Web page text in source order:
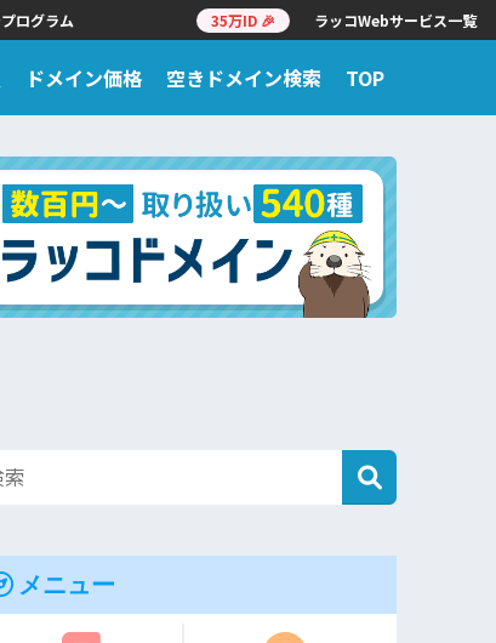
ログラム 35万ID 🎉 ラッコWebサービス一覧
ドメイン価格 空きドメイン検索 TOP
メニュー